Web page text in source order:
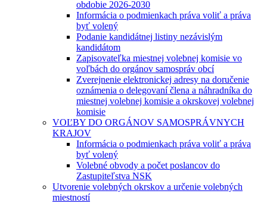
obdobie 2026-2030
Informácia o podmienkach práva voliť a práva
byť volený
Podanie kandidátnej listiny nezávislým
kandidátom
Zapisovateľka miestnej volebnej komisie vo
voľbách do orgánov samospráv obcí
Zverejnenie elektronickej adresy na doručenie
oznámenia o delegovaní člena a náhradníka do
miestnej volebnej komisie a okrskovej volebnej
komisie
VOĽBY DO ORGÁNOV SAMOSPRÁVNYCH
KRAJOV
Informácia o podmienkach práva voliť a práva
byť volený
Volebné obvody a počet poslancov do
Zastupiteľstva NSK
Utvorenie volebných okrskov a určenie volebných
miestností